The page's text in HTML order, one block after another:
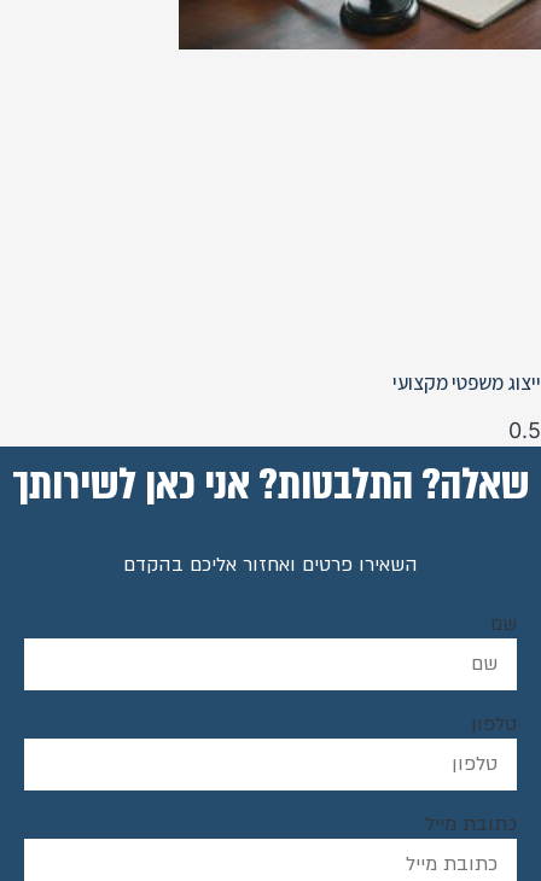
ייצוג משפטי מקצועי
שאלה? התלבטות? אני כאן לשירותך
השאירו פרטים ואחזור אליכם בהקדם
שם
טלפון
כתובת מייל